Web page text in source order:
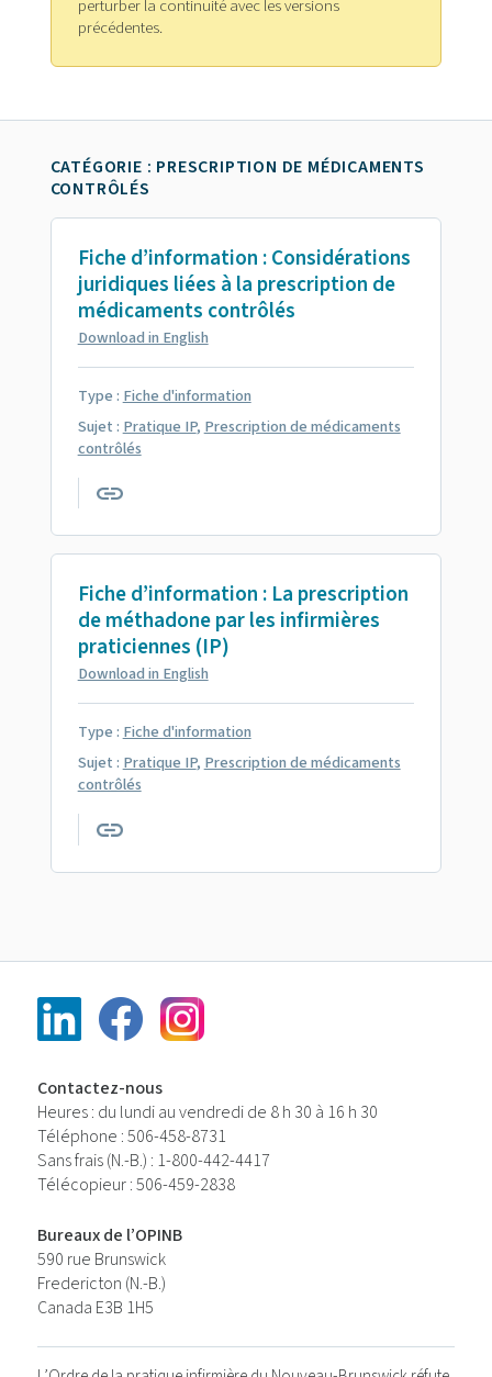
perturber la continuité avec les versions
précédentes.
CATÉGORIE : PRESCRIPTION DE MÉDICAMENTS
CONTRÔLÉS
Fiche d’information : Considérations
juridiques liées à la prescription de
médicaments contrôlés
Download in English
Type : Fiche d'information
Sujet : Pratique IP, Prescription de médicaments
contrôlés
Fiche d’information : La prescription
de méthadone par les infirmières
praticiennes (IP)
Download in English
Type : Fiche d'information
Sujet : Pratique IP, Prescription de médicaments
contrôlés
Contactez-nous
Heures : du lundi au vendredi de 8 h 30 à 16 h 30
Téléphone : 506-458-8731
Sans frais (N.-B.) : 1-800-442-4417
Télécopieur : 506-459-2838
Bureaux de l’OPINB
590 rue Brunswick
Fredericton (N.-B.)
Canada E3B 1H5